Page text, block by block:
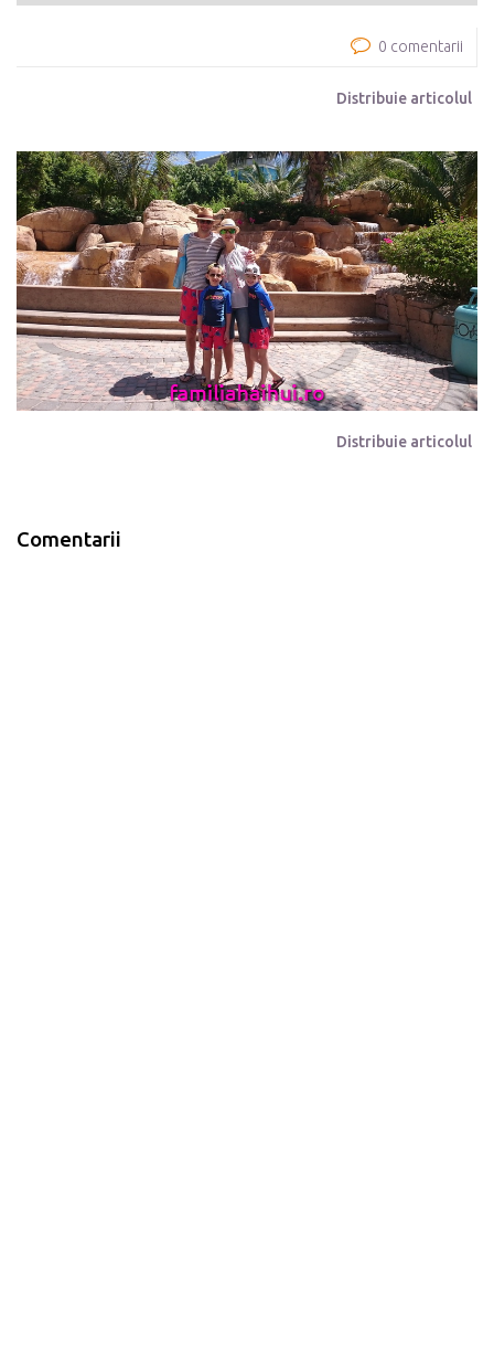
0 comentarii
Distribuie articolul
Distribuie articolul
Comentarii